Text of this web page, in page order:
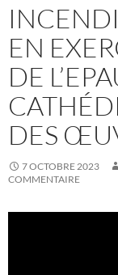
EN
DE
DES
7 OCTOBRE 2023
COMMENTAIRE